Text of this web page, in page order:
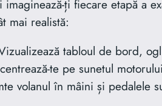
ți fiecare etapă a
mai realistă:
tabloul de bord,
te pe sunetul
volanul în mâini și pedalele